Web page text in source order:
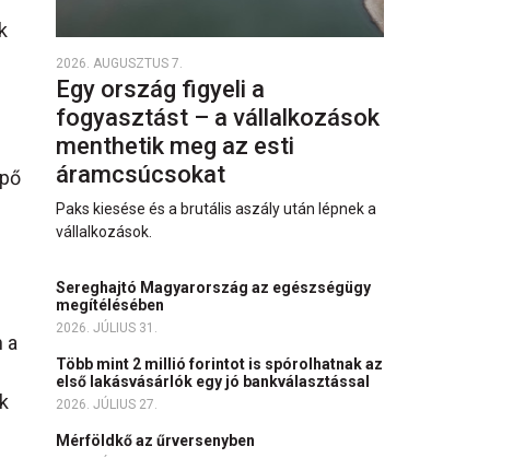
a
2026. AUGUSZTUS 7.
Egy ország figyeli a
fogyasztást – a vállalkozások
menthetik meg az esti
áramcsúcsokat
Paks kiesése és a brutális aszály után lépnek a
vállalkozások.
Sereghajtó Magyarország az egészségügy
megítélésében
2026. JÚLIUS 31.
Több mint 2 millió forintot is spórolhatnak az
első lakásvásárlók egy jó bankválasztással
2026. JÚLIUS 27.
Mérföldkő az űrversenyben